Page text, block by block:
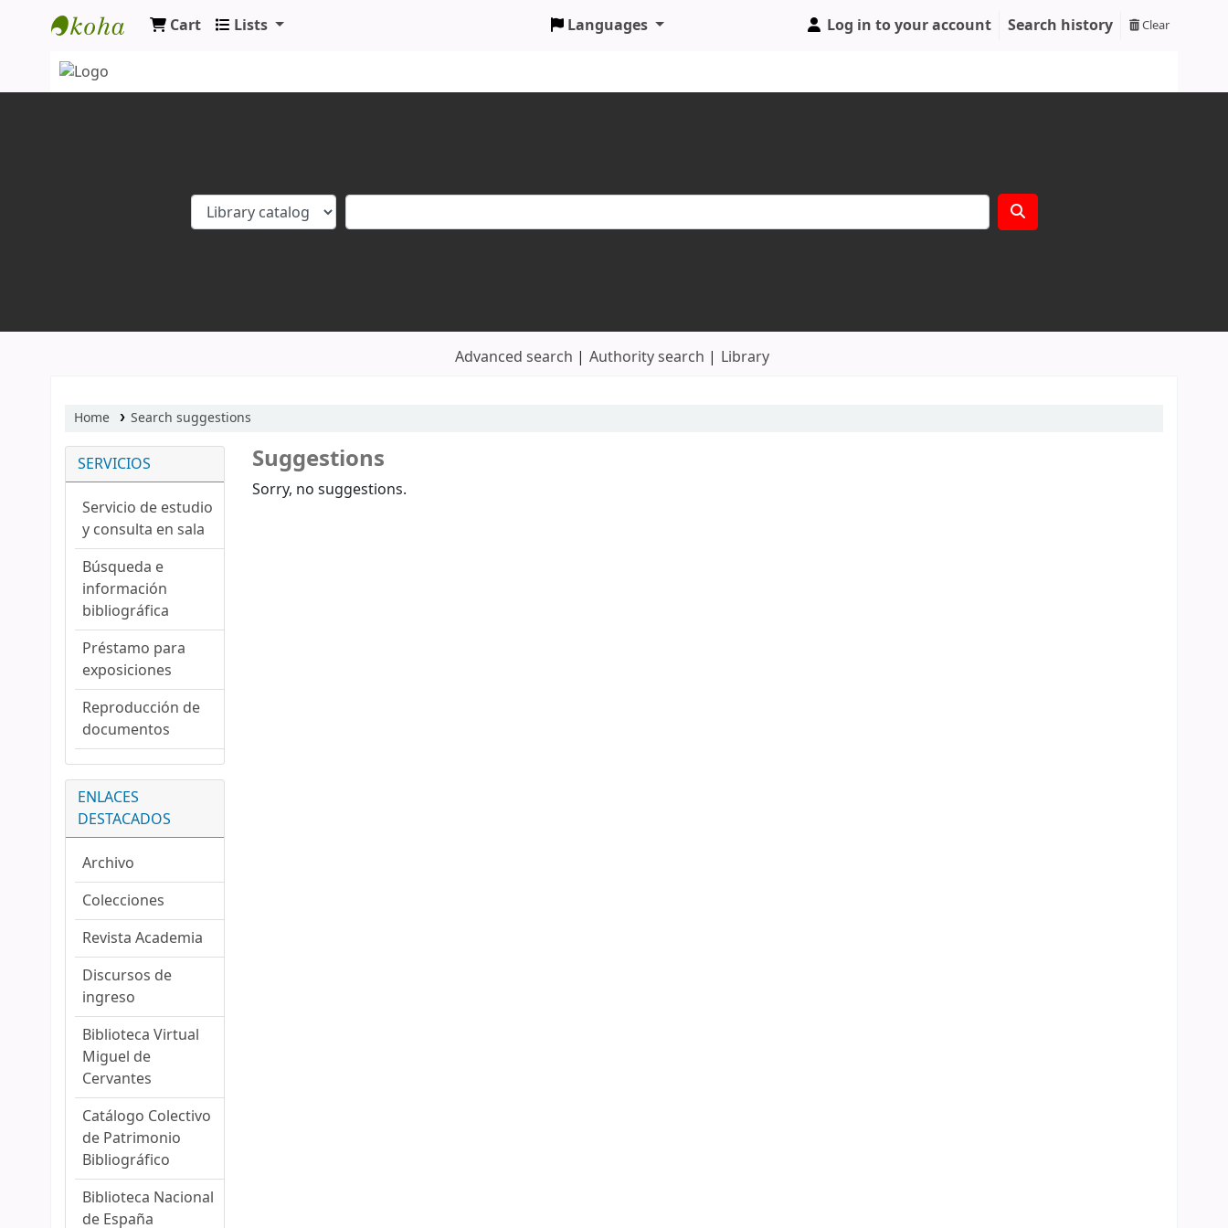
Koha online
Cart Lists Languages Log in to your account Search history Clear
Advanced search Authority search Library
Home Search suggestions
SERVICIOS
Servicio de estudio
y consulta en sala
Búsqueda e
información
bibliográfica
Préstamo para
exposiciones
Reproducción de
documentos
ENLACES
DESTACADOS
Archivo
Colecciones
Revista Academia
Discursos de
ingreso
Biblioteca Virtual
Miguel de
Cervantes
Catálogo Colectivo
de Patrimonio
Bibliográfico
Biblioteca Nacional
de España
Suggestions
Sorry, no suggestions.